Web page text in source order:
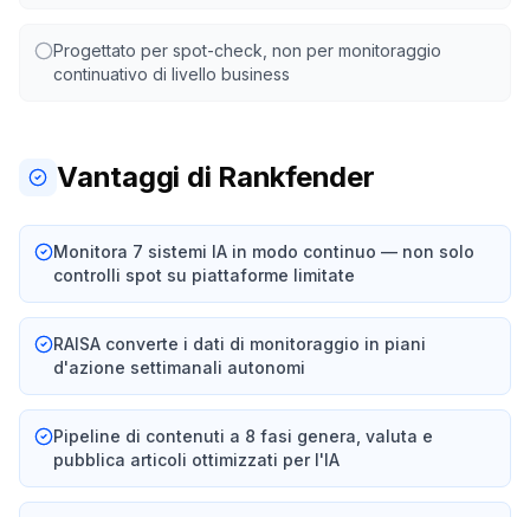
Progettato per spot-check, non per monitoraggio
continuativo di livello business
Vantaggi di Rankfender
Monitora 7 sistemi IA in modo continuo — non solo
controlli spot su piattaforme limitate
RAISA converte i dati di monitoraggio in piani
d'azione settimanali autonomi
Pipeline di contenuti a 8 fasi genera, valuta e
pubblica articoli ottimizzati per l'IA